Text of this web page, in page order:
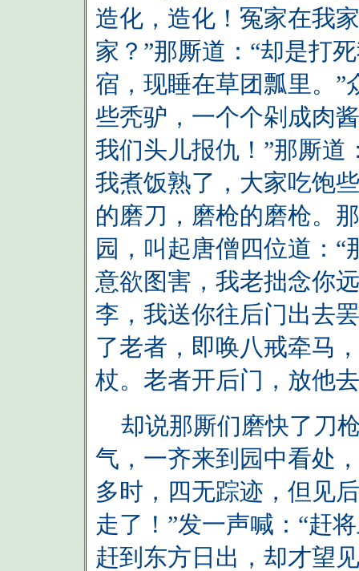
造化，造化！冤家在我
家？”那厮道：“却是打
宿，现睡在草团瓢里。”
些秃驴，一个个剁成肉
我们头儿报仇！”那厮道
我煮饭熟了，大家吃饱
的磨刀，磨枪的磨枪。
园，叫起唐僧四位道：
意欲图害，我老拙念你
李，我送你往后门出去
了老者，即唤八戒牵马
杖。老者开后门，放他
却说那厮们磨快了刀
气，一齐来到园中看处
多时，四无踪迹，但见
走了！”发一声喊：“赶
赶到东方日出，却才望